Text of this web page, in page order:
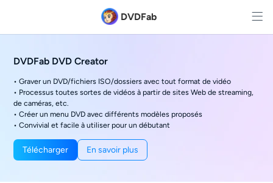
DVDFab
DVDFab DVD Creator
• Graver un DVD/fichiers ISO/dossiers avec tout format de vidéo
• Processus toutes sortes de vidéos à partir de sites Web de streaming,
de caméras, etc.
• Créer un menu DVD avec différents modèles proposés
• Convivial et facile à utiliser pour un débutant
Télécharger En savoir plus